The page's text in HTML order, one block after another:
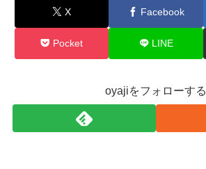
X Facebook
Pocket LINE
oyajiをフォローする